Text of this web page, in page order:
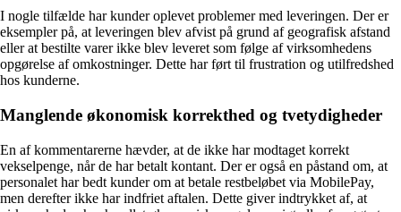
I nogle tilfælde har kunder oplevet problemer med leveringen. Der er
eksempler på, at leveringen blev afvist på grund af geografisk afstand
eller at bestilte varer ikke blev leveret som følge af virksomhedens
opgørelse af omkostninger. Dette har ført til frustration og utilfredshed
hos kunderne.
Manglende økonomisk korrekthed og tvetydigheder
En af kommentarerne hævder, at de ikke har modtaget korrekt
vekselpenge, når de har betalt kontant. Der er også en påstand om, at
personalet har bedt kunder om at betale restbeløbet via MobilePay,
men derefter ikke har indfriet aftalen. Dette giver indtrykket af, at